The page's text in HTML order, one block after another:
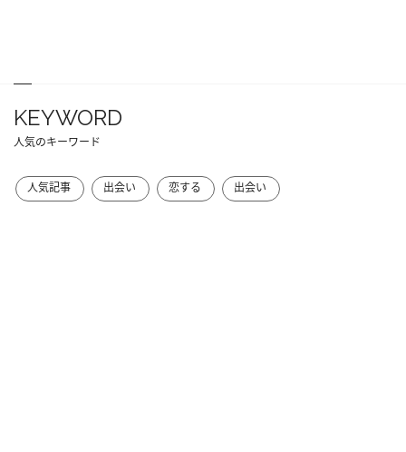
KEYWORD
人気のキーワード
人気記事 出会い 恋する 出会い